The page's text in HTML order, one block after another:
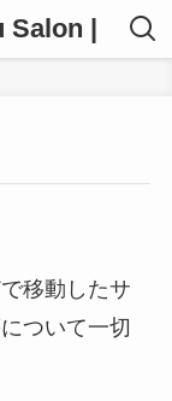
Salon |
移動したサ
ついて一切